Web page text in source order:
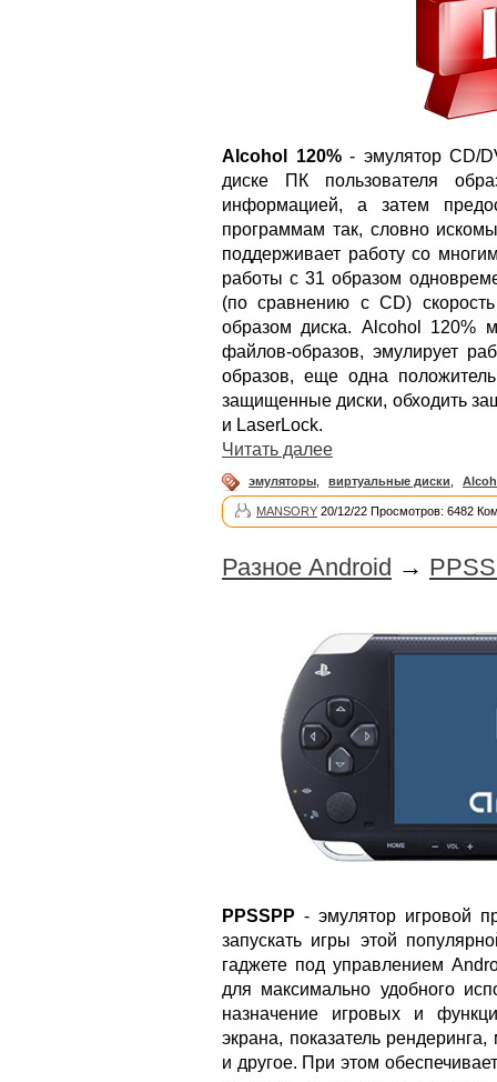
Alcohol 120%- эмулятор CD/
диске ПК пользователя
информацией, а затем
программам так, словно
поддерживает работу со
работы с 31 образом
(по сравнению с CD)
образом диска. Alcohol 120%
файлов-образов, эмулирует
образов, еще одна
защищенные диски, обходить
и LaserLock.
Читать далее
эмуляторы виртуальные диски
MANSORY 20/12/22 Просмотров: 6482
Разное Android →
PPSSPP - эмулятор игровой
запускать игры этой
гаджете под управлением
для максимально удобного
назначение игровых и
экрана, показатель
и другое. При этом